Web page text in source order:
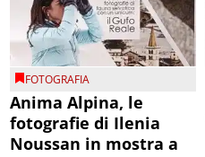
FOTOGRAFIA
Anima Alpina, le
fotografie di Ilenia
Noussan in mostra a